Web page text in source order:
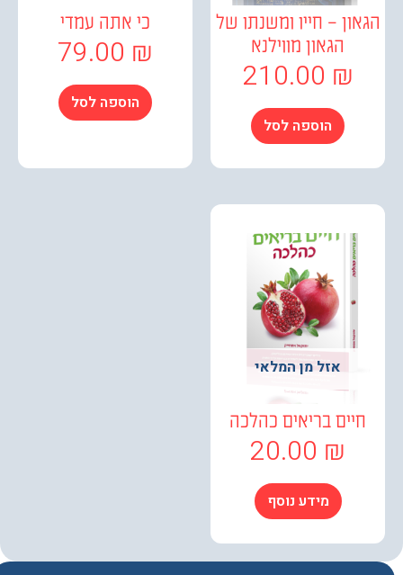
– חייו ומשנתו של
הגאון מווילנא
210.00
הוספה לסל
כי אתה עמדי
79.00
הוספה לסל
אזל מן המלאי
בריאים כהלכה
20.00
מידע נוסף